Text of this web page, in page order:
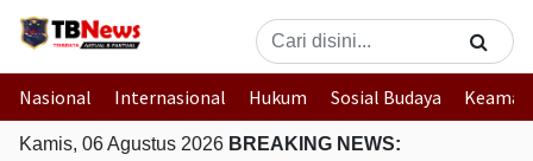
Nasional Internasional Hukum Sosial Budaya
Kamis, 06 Agustus 2026 BREAKING NEWS: